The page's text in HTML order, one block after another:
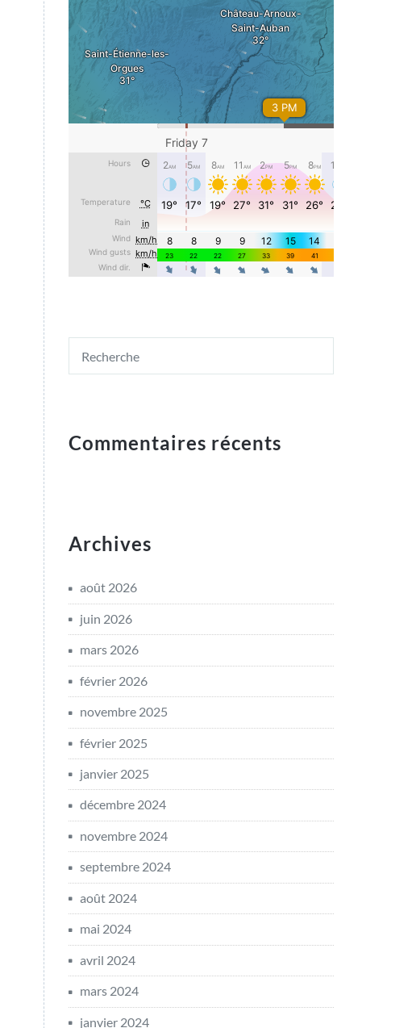
Commentaires récents
Archives
août 2026
juin 2026
mars 2026
février 2026
novembre 2025
février 2025
janvier 2025
décembre 2024
novembre 2024
septembre 2024
août 2024
mai 2024
avril 2024
mars 2024
janvier 2024